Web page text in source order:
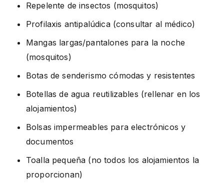
Repelente de insectos (mosquitos)
Profilaxis antipalúdica (consultar al médico)
Mangas largas/pantalones para la noche
(mosquitos)
Botas de senderismo cómodas y resistentes
Botellas de agua reutilizables (rellenar en los
alojamientos)
Bolsas impermeables para electrónicos y
documentos
Toalla pequeña (no todos los alojamientos la
proporcionan)